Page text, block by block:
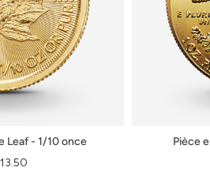
Leaf - 1/10 once
Pièce